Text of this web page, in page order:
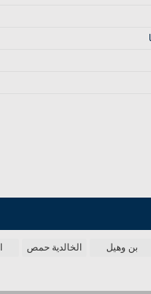
بن وهيل الخالدية حمص